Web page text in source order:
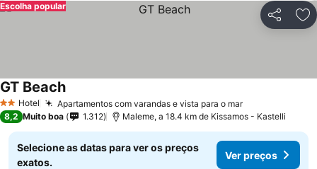
Partilhar
Escolha popular
2 Estrelas
Hotel Apartamentos com varandas e vista para o mar
GT Beach
8,2 Muito boa 1.312 Maleme, a 18.4 km de Kissamos - Kastelli
Selecione as datas para ver os preços
exatos.
Ver preços